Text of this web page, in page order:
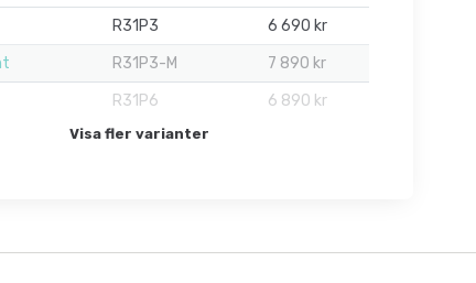
R31P3
6 690 kr
R31P3-M
7 890 kr
R31P6 6 890 kr
Visa fler varianter